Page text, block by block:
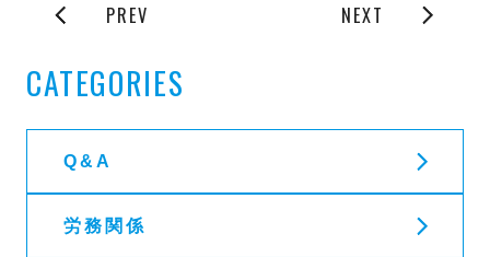
PREV NEXT
CATEGORIES
Q&A
労務関係